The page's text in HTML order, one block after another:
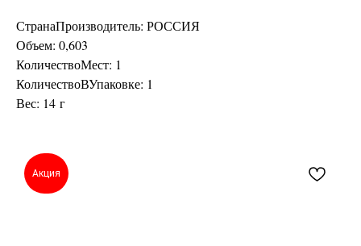
СтранаПроизводитель: РОССИЯ
Объем: 0,603
КоличествоМест: 1
КоличествоВУпаковке: 1
Вес: 14 г
Акция